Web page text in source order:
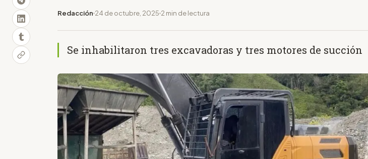
Redacción 24 de octubre, 2025 2 min de lectura
Se inhabilitaron tres excavadoras y tres motores de succión